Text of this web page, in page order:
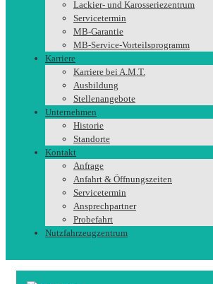
Lackier- und Karosseriezentrum
Servicetermin
MB-Garantie
MB-Service-Vorteilsprogramm
Karriere
Karriere bei A.M.T.
Ausbildung
Stellenangebote
Unternehmen
Historie
Standorte
Kontakt
Anfrage
Anfahrt & Öffnungszeiten
Servicetermin
Ansprechpartner
Probefahrt
Nutzfahrzeugzentrum